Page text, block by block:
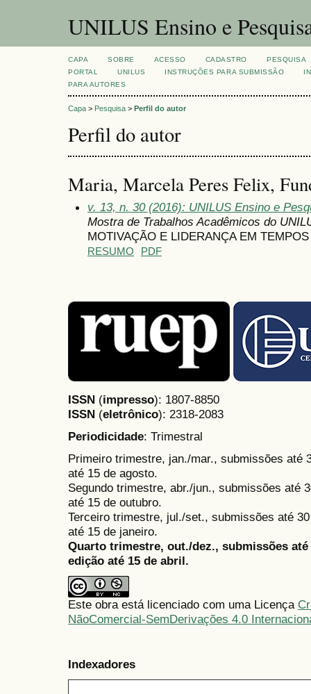
UNILUS Ensino e
CAPA SOBRE ACESSO CADASTRO
PESQUISA
PORTAL
UNILUS INSTRUÇÕES PARA SUBMISSÃO
PARA AUTORES
Capa > Pesquisa > Perfil do autor
Perfil do autor
Maria, Marcela Peres Felix,
v. 13, n. 30 (2016): UNILUS Ensino e
Mostra de Trabalhos Acadêmicos do
MOTIVAÇÃO E LIDERANÇA EM
RESUMO PDF
ISSN (impresso): 1807-8850
ISSN (eletrônico): 2318-2083
Periodicidade: Trimestral
Primeiro trimestre, jan./mar., submissões até
até 15 de agosto.
Segundo trimestre, abr./jun., submissões até
até 15 de outubro.
Terceiro trimestre, jul./set., submissões até
até 15 de janeiro.
Quarto trimestre, out./dez., submissões
edição até 15 de abril.
Este obra está licenciado com uma Licença
NãoComercial-SemDerivações 4.0
Indexadores